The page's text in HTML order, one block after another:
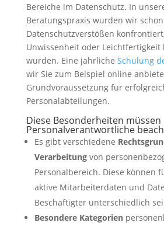
Bereiche im Datenschutz. In
Beratungspraxis wurden wir
Datenschutzverstößen
Unwissenheit oder Leichtfertigkeit
wurden. Eine jährliche Schulung
wir Sie zum Beispiel online
Grundvoraussetzung für
Personalabteilungen.
Diese Besonderheiten müssen
Personalverantwortliche
Es gibt verschiedene
Verarbeitungvon
Personalbereich. Diese können
aktive Mitarbeiterdaten und
Beschäftigter unterschiedlich
Besondere Kategorien